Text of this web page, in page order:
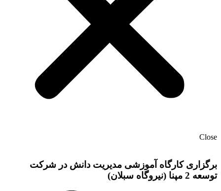
Close
برگزاری کارگاه آموزشی مدیریت دانش در شرکت
توسعه 2 مپنا (نیروگاه سبلان)